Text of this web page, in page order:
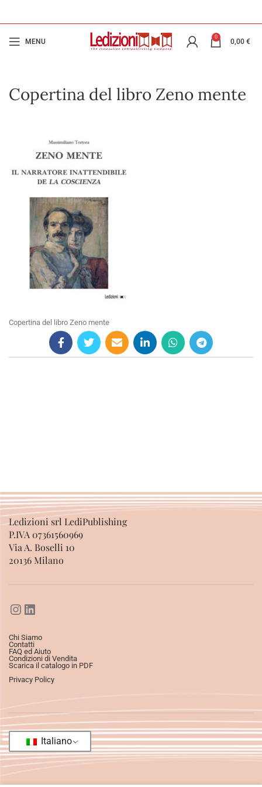
MENU
0
0,00 €
Copertina del libro Zeno mente
Copertina del libro Zeno mente
Ledizioni srl LediPublishing
P.IVA 07361560969
Via A. Boselli 10
20136 Milano
Chi Siamo
Contatti
FAQ ed Aiuto
Condizioni di Vendita
Scarica il catalogo in PDF
Privacy Policy
Italiano